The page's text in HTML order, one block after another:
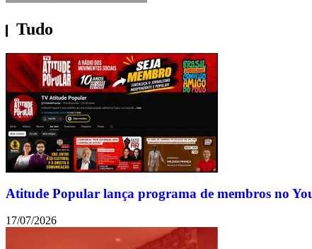
Tudo
Atitude Popular lança programa de membros no
17/07/2026